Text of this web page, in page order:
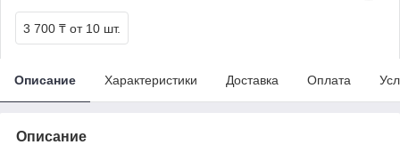
3 700 ₸ от 10 шт.
Описание Характеристики Доставка Оплата
Описание